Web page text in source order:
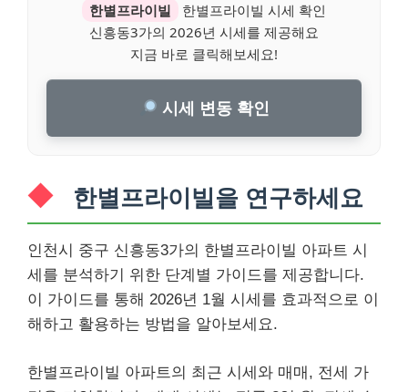
한별프라이빌
한별프라이빌 시세 확인
신흥동3가의 2026년 시세를 제공해요
지금 바로 클릭해보세요!
시세 변동 확인
한별프라이빌을 연구하세요
인천시 중구 신흥동3가의 한별프라이빌 아파트 시
세를 분석하기 위한 단계별 가이드를 제공합니다.
이 가이드를 통해 2026년 1월 시세를 효과적으로 이
해하고 활용하는 방법을 알아보세요.
한별프라이빌 아파트의 최근 시세와 매매, 전세 가